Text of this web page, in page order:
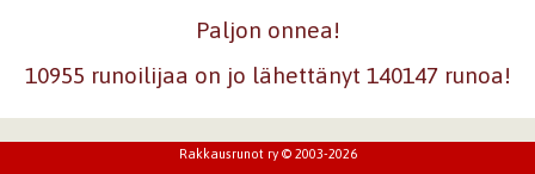
Paljon onnea!
10955 runoilijaa on jo lähettänyt 140147 runoa!
Rakkausrunot ry © 2003-2026